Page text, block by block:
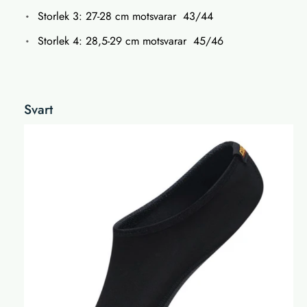
Storlek 3: 27-28 cm motsvarar 43/44
Storlek 4: 28,5-29 cm motsvarar 45/46
Svart